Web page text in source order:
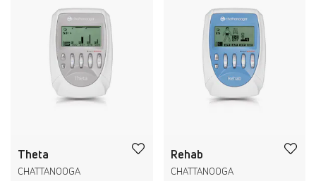
Theta
CHATTANOOGA
Rehab
CHATTANOOGA